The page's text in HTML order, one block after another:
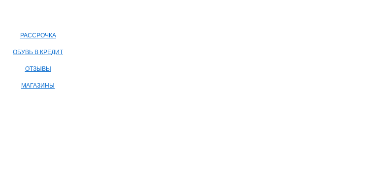
РАССРОЧКА
ОБУВЬ В КРЕДИТ
ОТЗЫВЫ
МАГАЗИНЫ